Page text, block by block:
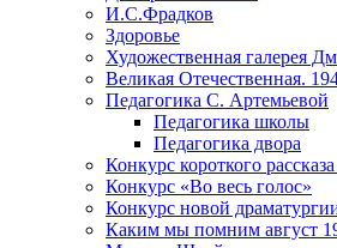
И.С.Фрадков
Здоровье
Художественная галерея
Великая Отечественная.
Педагогика С. Артемьевой
Педагогика школы
Педагогика двора
Конкурс короткого
Конкурс «Во весь голос»
Конкурс новой
Каким мы помним август